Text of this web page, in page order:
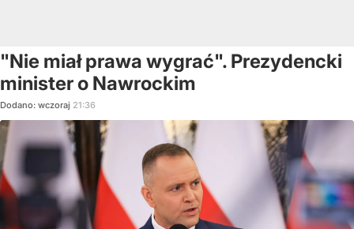
"Nie miał prawa wygrać". Prezydencki
minister o Nawrockim
Dodano: wczoraj 21:36